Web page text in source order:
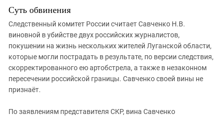
Суть обвинения
Следственный комитет России считает Савченко Н.В.
виновной в убийстве двух российских журналистов,
покушении на жизнь нескольких жителей Луганской области,
которые могли пострадать в результате, по версии следствия,
скорректированного ею артобстрела, а также в незаконном
пересечении российской границы. Савченко своей вины не
признаёт.
По заявлениям представителя СКР, вина Савченко